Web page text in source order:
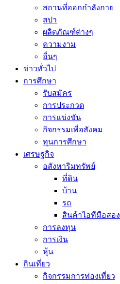
สถานที่ออกกำลังกาย
สปา
ผลิตภัณฑ์ต่างๆ
ความงาม
อื่นๆ
ข่าวทั่วไป
การศึกษา
รับสมัคร
การประกวด
การแข่งขัน
กิจกรรมเพื่อสังคม
ทุนการศึกษา
เศรษฐกิจ
อสังหาริมทรัพย์
ที่ดิน
บ้าน
รถ
สินค้าไอทีมือสอง
การลงทุน
การเงิน
หุ้น
กินเที่ยว
กิจกรรมการท่องเที่ยว